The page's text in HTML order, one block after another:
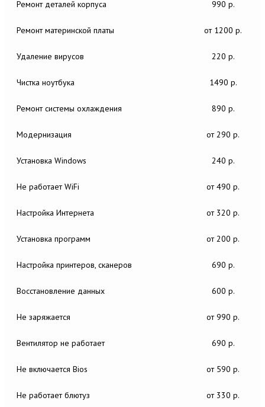
Ремонт деталей корпуса 990 р.
Ремонт материнской платы от 1200 р.
Удаление вирусов 220 р.
Чистка ноутбука 1490 р.
Ремонт системы охлаждения 890 р.
Модернизация от 290 р.
Установка Windows 240 р.
Не работает WiFi от 490 р.
Настройка Интернета от 320 р.
Установка программ от 200 р.
Настройка принтеров, сканеров 690 р.
Восстановление данных 600 р.
Не заряжается от 990 р.
Вентилятор не работает 690 р.
Не включается Bios от 590 р.
Не работает блютуз от 330 р.